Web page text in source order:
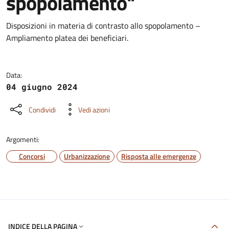
Dettagli della notizia
Disposizioni in materia di contrasto allo spopolamento –
Ampliamento platea dei beneficiari.
Data:
04 giugno 2024
Condividi Vedi azioni
Argomenti:
Concorsi
Urbanizzazione Risposta alle emergenze
INDICE DELLA PAGINA